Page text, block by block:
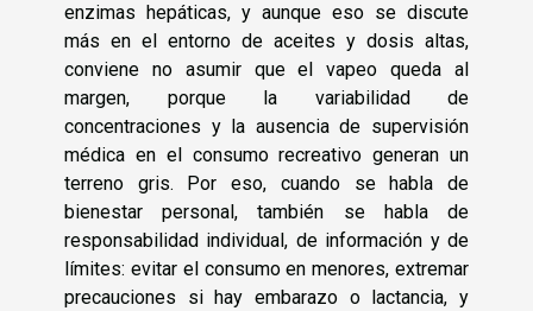
enzimas hepáticas, y aunque eso se discute
más en el entorno de aceites y dosis altas,
conviene no asumir que el vapeo queda al
margen, porque la variabilidad de
concentraciones y la ausencia de supervisión
médica en el consumo recreativo generan un
terreno gris. Por eso, cuando se habla de
bienestar personal, también se habla de
responsabilidad individual, de información y de
límites: evitar el consumo en menores, extremar
precauciones si hay embarazo o lactancia, y